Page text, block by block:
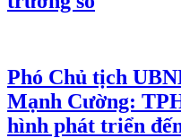
Phó Chủ tịch
Mạnh Cường:
hình phát triển